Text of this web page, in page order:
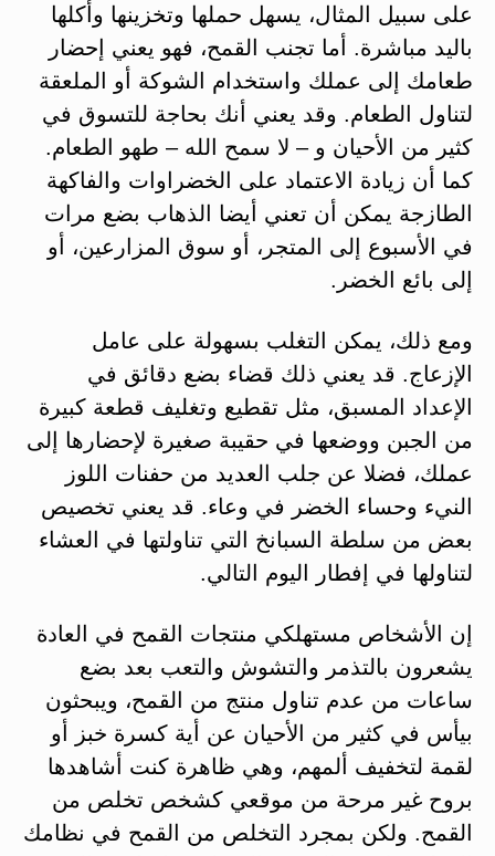
على سبيل المثال، يسهل حملها وتخزينها وأكلها
باليد مباشرة. أما تجنب القمح، فهو يعني إحضار
طعامك إلى عملك واستخدام الشوكة أو الملعقة
لتناول الطعام. وقد يعني أنك بحاجة للتسوق في
كثير من الأحيان و – لا سمح الله – طهو الطعام.
كما أن زيادة الاعتماد على الخضراوات والفاكهة
الطازجة يمكن أن تعني أيضا الذهاب بضع مرات
في الأسبوع إلى المتجر، أو سوق المزارعين، أو
إلى بائع الخضر.
ومع ذلك، يمكن التغلب بسهولة على عامل
الإزعاج. قد يعني ذلك قضاء بضع دقائق في
الإعداد المسبق، مثل تقطيع وتغليف قطعة كبيرة
من الجبن ووضعها في حقيبة صغيرة لإحضارها إلى
عملك، فضلا عن جلب العديد من حفنات اللوز
النيء وحساء الخضر في وعاء. قد يعني تخصيص
بعض من سلطة السبانخ التي تناولتها في العشاء
لتناولها في إفطار اليوم التالي.
إن الأشخاص مستهلكي منتجات القمح في العادة
يشعرون بالتذمر والتشوش والتعب بعد بضع
ساعات من عدم تناول منتج من القمح، ويبحثون
بيأس في كثير من الأحيان عن أية كسرة خبز أو
لقمة لتخفيف ألمهم، وهي ظاهرة كنت أشاهدها
بروح غير مرحة من موقعي كشخص تخلص من
القمح. ولكن بمجرد التخلص من القمح في نظامك